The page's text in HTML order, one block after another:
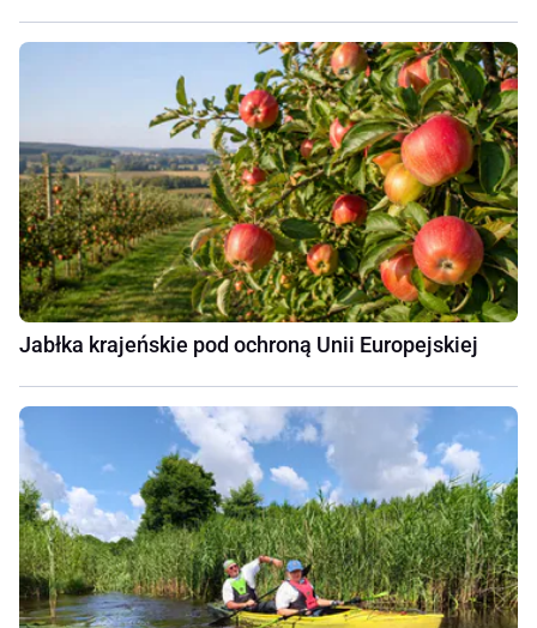
Jabłka krajeńskie pod ochroną Unii Europejskiej